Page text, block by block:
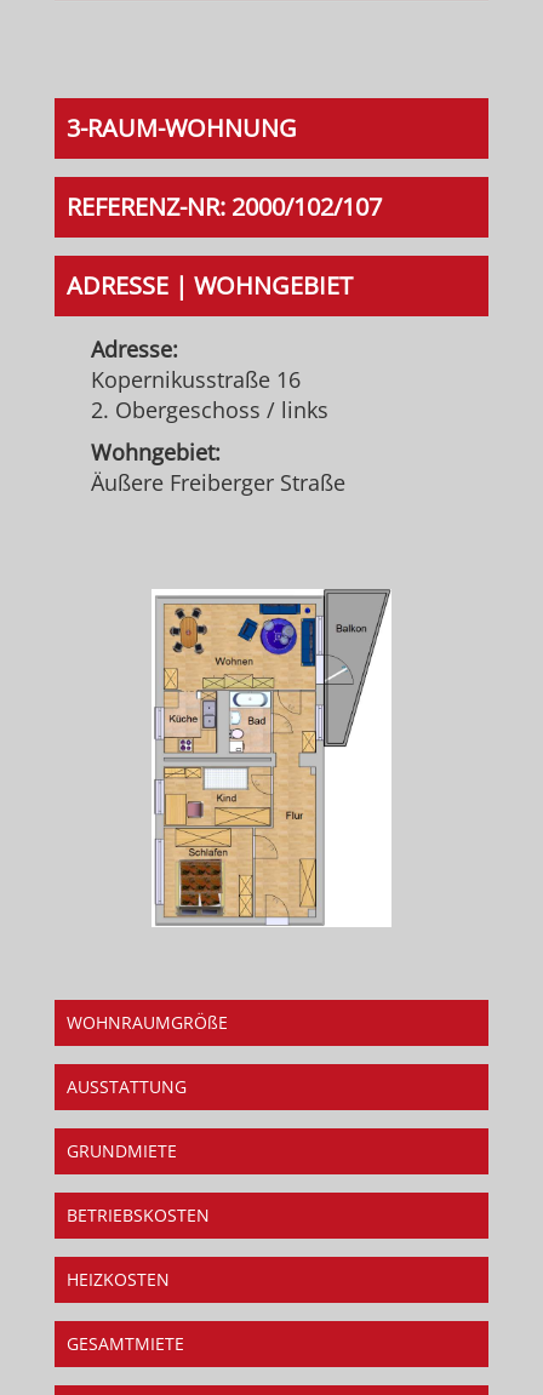
3-RAUM-WOHNUNG
REFERENZ-NR: 2000/102/107
ADRESSE | WOHNGEBIET
Adresse:
Kopernikusstraße 16
2. Obergeschoss / links
Wohngebiet:
Äußere Freiberger Straße
WOHNRAUMGRÖßE
AUSSTATTUNG
GRUNDMIETE
BETRIEBSKOSTEN
HEIZKOSTEN
GESAMTMIETE